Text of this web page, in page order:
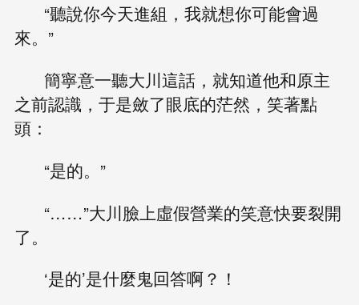
“聽說你今天進組，我就想你可能會過
來。”
簡寧意一聽大川這話，就知道他和原主
之前認識，于是斂了眼底的茫然，笑著點
頭：
“是的。”
“……”大川臉上虛假營業的笑意快要裂開
了。
‘是的’是什麼鬼回答啊？！